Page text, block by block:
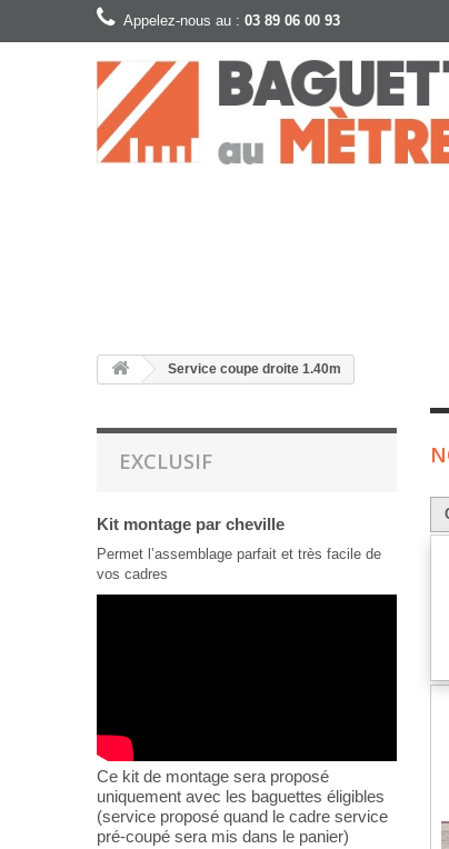
Appelez-nous au : 03 89 06 00 93
Service coupe droite 1.40m
EXCLUSIF
Kit montage par cheville
Permet l’assemblage parfait et très facile de
vos cadres
Ce kit de montage sera proposé
uniquement avec les baguettes éligibles
(service proposé quand le cadre service
pré-coupé sera mis dans le panier)